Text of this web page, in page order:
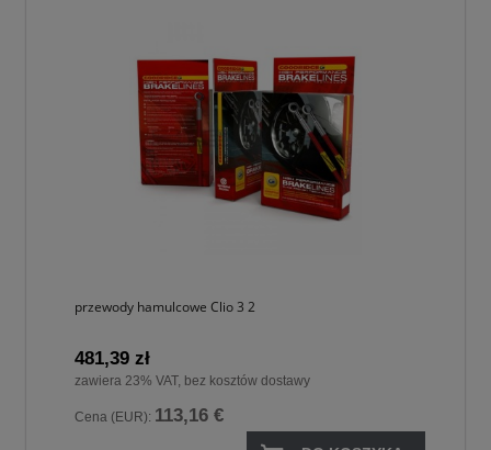
przewody hamulcowe Clio 3 2
481,39 zł
zawiera 23% VAT, bez kosztów dostawy
Cena (EUR): 113,16 €